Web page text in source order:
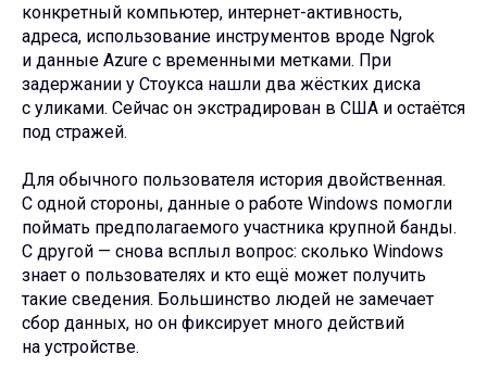
конкретный компьютер, интернет-активность,
адреса, использование инструментов вроде Ngrok
и данные Azure с временными метками. При
задержании у Стоукса нашли два жёстких диска
с уликами. Сейчас он экстрадирован в США и остаётся
под стражей.
Для обычного пользователя история двойственная.
С одной стороны, данные о работе Windows помогли
поймать предполагаемого участника крупной банды.
С другой — снова всплыл вопрос: сколько Windows
знает о пользователях и кто ещё может получить
такие сведения. Большинство людей не замечает
сбор данных, но он фиксирует много действий
на устройстве.